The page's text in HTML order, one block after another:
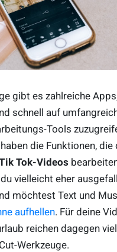
gibt es zahlreiche
schnell auf
Tools
die Funktionen,
Tok-Videos
vielleicht eher
möchtest Text und
aufhellen. Für deine
reichen dagegen
Werkzeuge.